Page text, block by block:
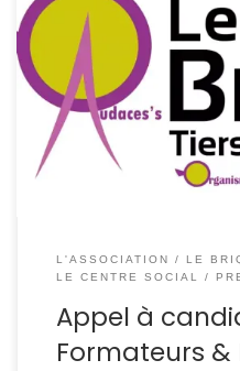
Audaces’s recrute des
enrichir son réseau “Le
— Formateurs & Formatrices
L’association Audaces’s
formatrices et formateurs
formation Le BRIQUET.
formations utiles,
L'ASSOCIATION
LE
LE CENTRE SOCIAL
Appel à
Formateurs